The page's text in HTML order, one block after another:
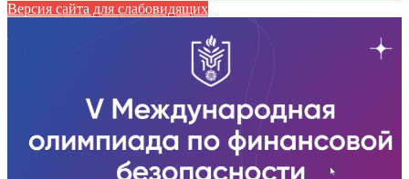
Версия сайта для слабовидящих